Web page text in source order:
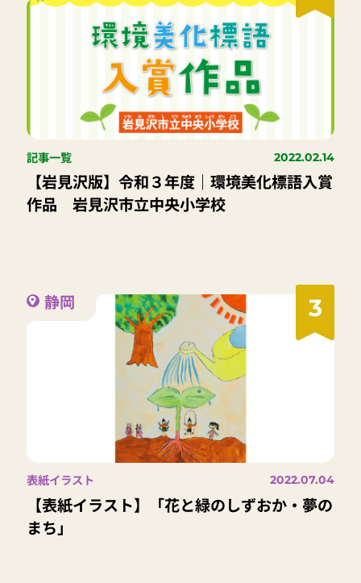
記事一覧 2022.02.14
【岩見沢版】令和３年度｜環境美化標語入賞
作品 岩見沢市立中央小学校
3
静岡
表紙イラスト 2022.07.04
【表紙イラスト】「花と緑のしずおか・夢の
まち」